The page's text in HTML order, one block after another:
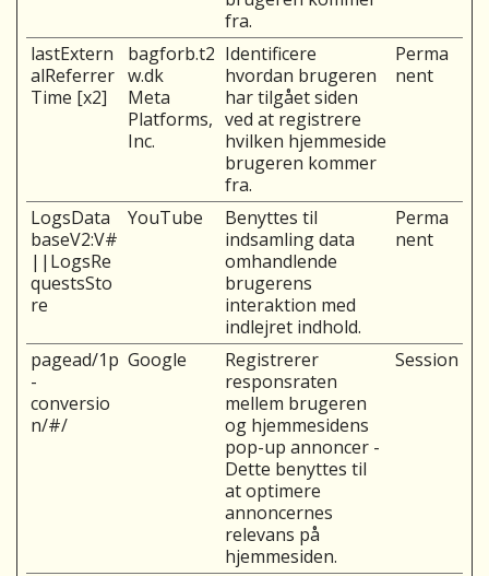
fra.
lastExtern
alReferrer
Time [x2]
bagforb.t2
w.dk
Meta
Platforms,
Inc.
Identificere
hvordan brugeren
har tilgået siden
ved at registrere
hvilken hjemmeside
brugeren kommer
fra.
Perma
nent
LogsData
baseV2:V#
||LogsRe
questsSto
re
YouTube
Benyttes til
indsamling data
omhandlende
brugerens
interaktion med
indlejret indhold.
Perma
nent
pagead/1p
-
conversio
n/#/
Google
Registrerer
responsraten
mellem brugeren
og hjemmesidens
pop-up annoncer -
Dette benyttes til
at optimere
annoncernes
relevans på
hjemmesiden.
Session